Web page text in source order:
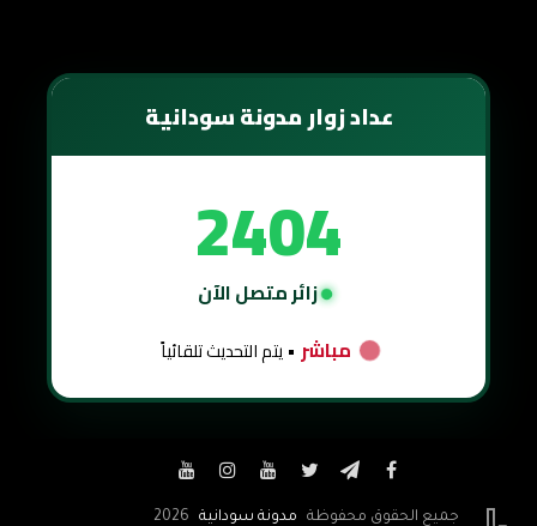
عداد زوار مدونة سودانية
2404
زائر متصل الآن
مباشر • يتم التحديث تلقائياً
جميع الحقوق محفوظة مدونة سودانية 2026